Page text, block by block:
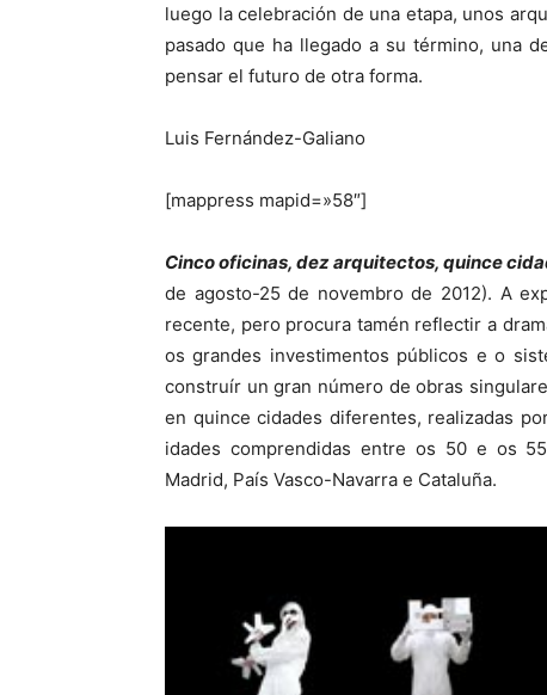
luego la celebración de una etapa, unos
pasado que ha llegado a su término, una
pensar el futuro de otra forma.
Luis Fernández-Galiano
[mappress mapid=»58″]
Cinco oficinas, dez arquitectos, quince
de agosto-25 de novembro de 2012). A
recente, pero procura tamén reflectir a
os grandes investimentos públicos e o
construír un gran número de obras
en quince cidades diferentes, realizadas
idades comprendidas entre os 50 e os
Madrid, País Vasco-Navarra e Cataluña.